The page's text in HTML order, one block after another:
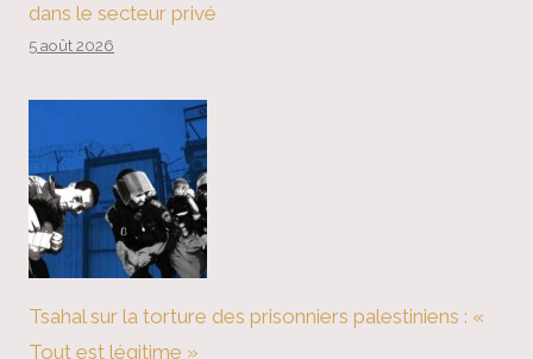
dans le secteur privé
5 août 2026
Tsahal sur la torture des prisonniers palestiniens : «
Tout est légitime »